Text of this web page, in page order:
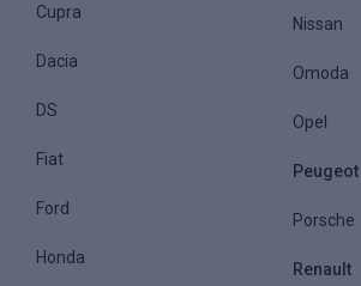
Cupra
Dacia
DS
Fiat
Ford
Honda
Nissan
Omoda
Opel
Peugeot
Porsche
Renault